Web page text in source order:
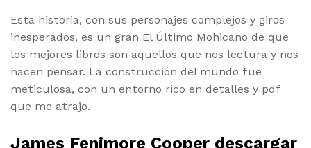
Esta historia, con sus personajes complejos y giros
inesperados, es un gran El Último Mohicano de que
los mejores libros son aquellos que nos lectura y nos
hacen pensar. La construcción del mundo fue
meticulosa, con un entorno rico en detalles y pdf
que me atrajo.
James Fenimore Cooper descargar